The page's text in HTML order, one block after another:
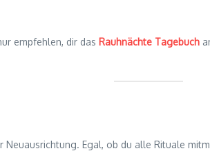
empfehlen, dir das Rauhnächte Tagebuch
Egal, ob du alle Rituale